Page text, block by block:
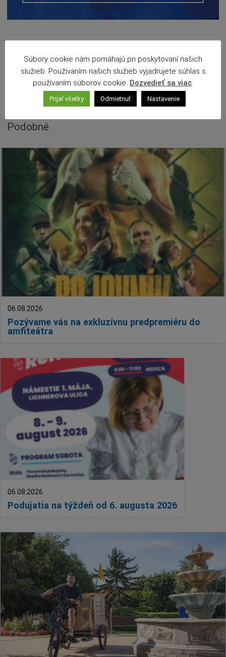
Tradície
Veda
Zvieratá
Pracovné ponuky
Save
Aktualizované7. februára 2026
Podobné
Pozývame vás na exkluzívnu predpremiéru do
amfiteátra
06.08.2026
Podujatia na týždeň od 6. augusta 2026
06.08.2026
Súbory cookie nám pomáhajú pri poskytovaní našich
služieb. Používaním našich služieb vyjadrujete súhlas s
používaním súborov cookie. Dozvedieť sa viac
Prijať všetky Odmietnuť Nastavenie